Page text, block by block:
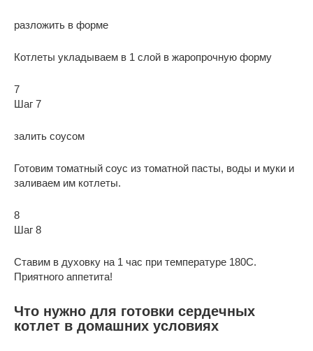
разложить в форме
Котлеты укладываем в 1 слой в жаропрочную форму
7
Шаг 7
залить соусом
Готовим томатный соус из томатной пасты, воды и муки и
заливаем им котлеты.
8
Шаг 8
Ставим в духовку на 1 час при температуре 180С.
Приятного аппетита!
Что нужно для готовки сердечных
котлет в домашних условиях